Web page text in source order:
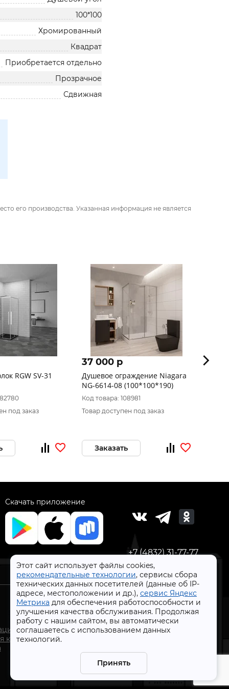
Этот сайт использует файлы cookies,
рекомендательные технологии, сервисы сбора
технических данных посетителей (данные об IP-
адресе, местоположении и др.), сервис Яндекс
Метрика для обеспечения работоспособности и
улучшения качества обслуживания. Продолжая
работу с нашим сайтом, вы автоматически
соглашаетесь с использованием данных
технологий.
Принять
100*100
Хромированный
Квадрат
Приобретается отдельно
Прозрачное
Сдвижная
его производства. Указанная информация не является
RGW SV-31
под заказ
37 000 p
Душевое ограждение Niagara
NG-6614-08 (100*100*190)
Код товара: 108981
Товар доступен под заказ
Заказать
57
Скачать приложение
+7 (4832) 31-77-77
к
СтройлоН 1998-2026 г.
Публичная оферта
Обработка персональных данных
Политика конфиденциальности сервисов Яндекс